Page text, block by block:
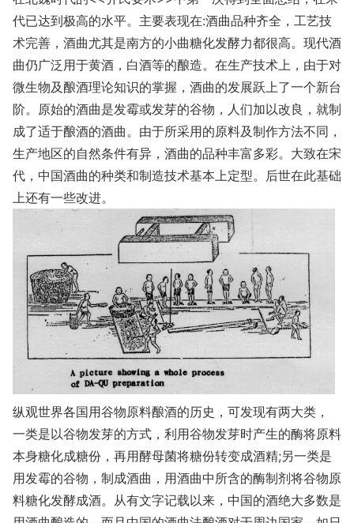
代已达到极高的水平。主要表现在:酒曲品种齐全，工艺技
术完善，酒曲尤其是南方的小曲糖化发酵力都很高。现代酒
曲仍广泛用于黄酒，白酒等的酿造。在生产技术上，由于对
微生物及酿酒理论知识的掌握，酒曲的发展跃上了一个新台
阶。原始的酒曲是发霉或发芽的谷物，人们加以改良，就制
成了适于酿酒的酒曲。由于所采用的原料及制作方法不同，
生产地区的自然条件有异，酒曲的品种丰富多彩。大致在宋
代，中国酒曲的种类和制造技术基本上定型。后世在此基础
上还有一些改进。
纵观世界各国用谷物原料酿酒的历史，可发现有两大类，
一类是以谷物发芽的方式，利用谷物发芽时产生的酶将原料
本身糖化成糖份，再用酵母菌将糖份转变成酒精;另一类是
用发霉的谷物，制成酒曲，用酒曲中所含的酶制剂将谷物原
料糖化发酵成酒。从有文字记载以来，中国的酒绝大多数是